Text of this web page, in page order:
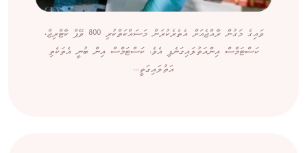
ވައިގެ މަގުން ރާއްޖެއަށް އެތެރެކުރަން މަސައްކަތްކުރި 800 ވޭޕް ކާޓްރިޖް،
ކަސްޓަމްސް އިންއަތުލައިގަނެފި އެވެ. ކަސްޓަމްސް އިން ބުނީ އެތަކެތި
އަތުލައިގަތީ...